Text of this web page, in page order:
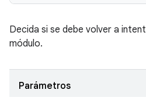
Decida si se debe volver a
módulo.
Parámetros